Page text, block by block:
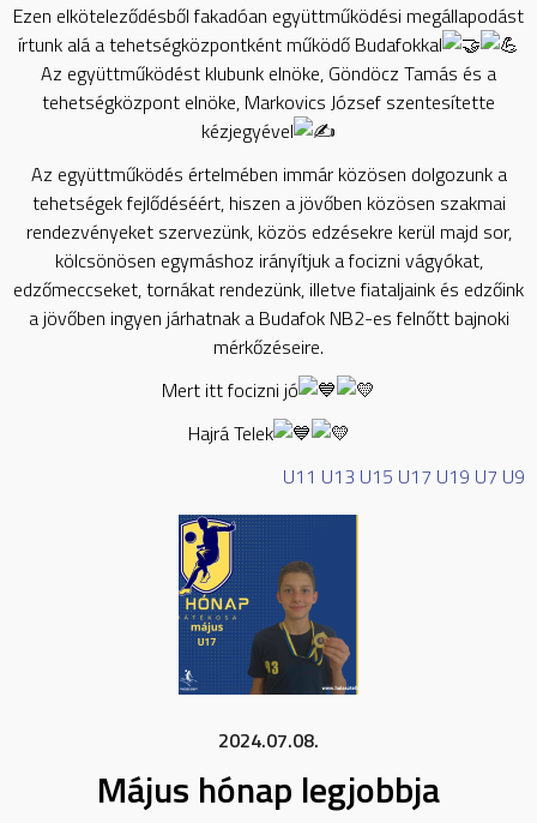
Ezen elköteleződésből fakadóan együttműködési megállapodást
írtunk alá a tehetségközpontként működő Budafokkal
Az együttműködést klubunk elnöke, Göndöcz Tamás és a
tehetségközpont elnöke, Markovics József szentesítette
kézjegyével
Az együttműködés értelmében immár közösen dolgozunk a
tehetségek fejlődéséért, hiszen a jövőben közösen szakmai
rendezvényeket szervezünk, közös edzésekre kerül majd sor,
kölcsönösen egymáshoz irányítjuk a focizni vágyókat,
edzőmeccseket, tornákat rendezünk, illetve fiataljaink és edzőink
a jövőben ingyen járhatnak a Budafok NB2-es felnőtt bajnoki
mérkőzéseire.
Mert itt focizni jó
Hajrá Telek
U11 U13 U15 U17 U19 U7 U9
2024.07.08.
Május hónap legjobbja